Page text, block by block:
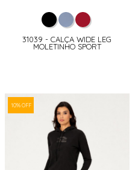
31039 - CALÇA WIDE LEG
MOLETINHO SPORT
10% OFF